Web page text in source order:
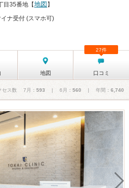
目35番地【地図 】
イナ受付 (スマホ可)
地図 口コミ
27件
セス数 7月： 593 | 6月： 560| 年間： 6,740